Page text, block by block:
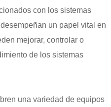
con los sistemas
un papel vital en
mejorar, controlar o
de los sistemas
una variedad de equipos